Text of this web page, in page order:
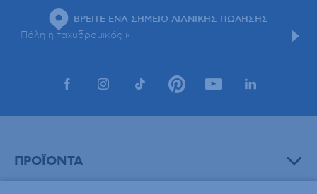
ΒΡΕΙΤΕ ΕΝΑ ΣΗΜΕΙΟ ΛΙΑΝΙΚΗΣ ΠΩΛΗΣΗΣ
ΠΡΟΪΟΝΤΑ